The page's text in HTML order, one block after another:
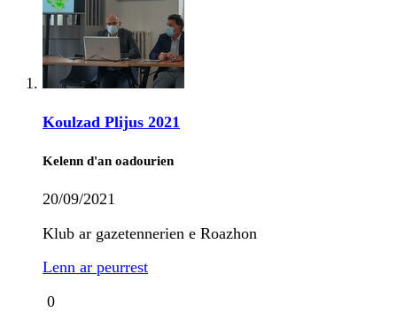
Koulzad Plijus 2021
Kelenn d'an oadourien
20/09/2021
Klub ar gazetennerien e Roazhon
Lenn ar peurrest
0